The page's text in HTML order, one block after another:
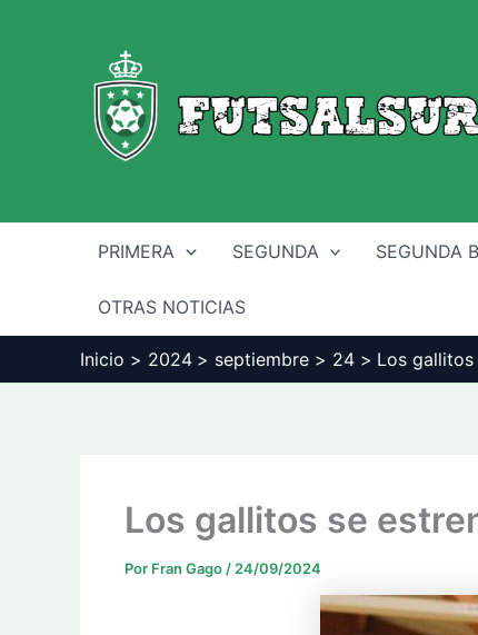
PRIMERA SEGUNDA SEGUNDA B
OTRAS NOTICIAS
Inicio 2024 septiembre 24 Los gallitos
Los gallitos se
Por Fran Gago / 24/09/2024